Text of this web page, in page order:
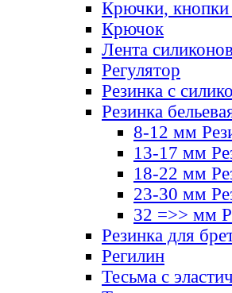
Крючки, кнопки
Крючок
Лента
Регулятор
Резинка с
Резинка
8-12 мм
13-17 мм
18-22 мм
23-30 мм
32 =>> мм
Резинка для
Регилин
Тесьма с